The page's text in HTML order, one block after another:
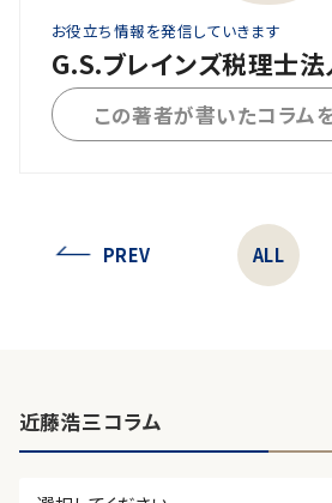
お役立ち情報を発信していきます
G.S.ブレインズ税理士法
この著者が書いたコラム
PREV ALL
近藤浩三コラム